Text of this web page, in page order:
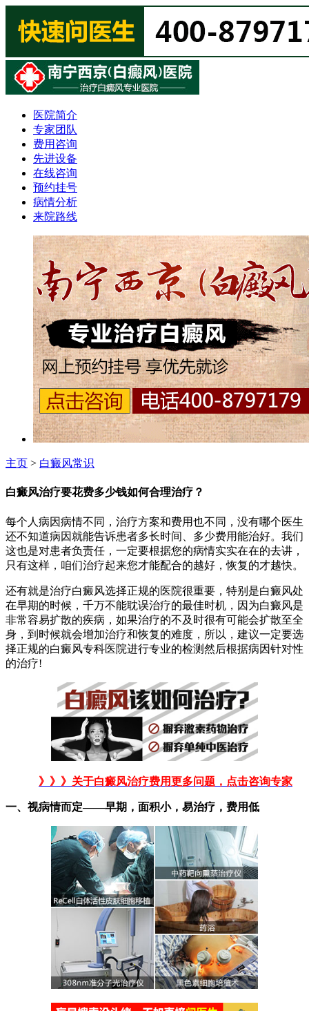
医院简介
专家团队
费用咨询
先进设备
在线咨询
预约挂号
病情分析
来院路线
主页 > 白癜风常识
白癜风治疗要花费多少钱如何合理治疗？
每个人病因病情不同，治疗方案和费用也不同，没有哪个医生
还不知道病因就能告诉患者多长时间、多少费用能治好。我们
这也是对患者负责任，一定要根据您的病情实实在在的去讲，
只有这样，咱们治疗起来您才能配合的越好，恢复的才越快。
还有就是治疗白癜风选择正规的医院很重要，特别是白癜风处
在早期的时候，千万不能耽误治疗的最佳时机，因为白癜风是
非常容易扩散的疾病，如果治疗的不及时很有可能会扩散至全
身，到时候就会增加治疗和恢复的难度，所以，建议一定要选
择正规的白癜风专科医院进行专业的检测然后根据病因针对性
的治疗!
》》》关于白癜风治疗费用更多问题，点击咨询专家
一、视病情而定——早期，面积小，易治疗，费用低